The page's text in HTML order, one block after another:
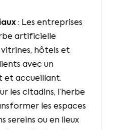
: Les entreprises
artificielle
hôtels et
avec un
et accueillant.
les citadins, l’herbe
les espaces
sereins ou en lieux